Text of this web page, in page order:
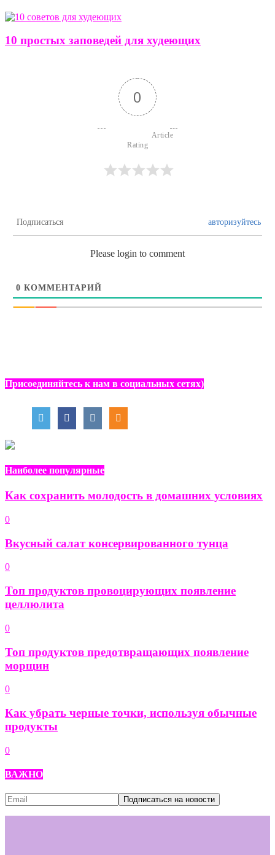
10 простых заповедей для худеющих
0
Rating
Подписаться авторизуйтесь
Please login to comment
0 КОММЕНТАРИЙ
Присоединяйтесь к нам в социальных сетях)
Наиболее популярные
Как сохранить молодость в домашних условиях
0
Вкусный салат консервированного тунца
0
Топ продуктов провоцирующих появление
целлюлита
0
Топ продуктов предотвращающих появление
морщин
0
Как убрать черные точки, используя обычные
продукты
0
ВАЖНО